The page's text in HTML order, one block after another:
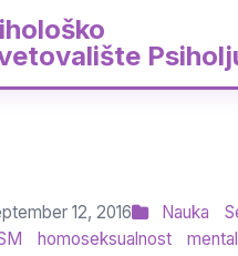
12, 2016 Nauka
homoseksualnost